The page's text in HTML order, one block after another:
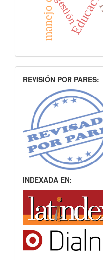
gestión
INDEXACION
REVISIÓN POR PARES:
INDEXADA EN: